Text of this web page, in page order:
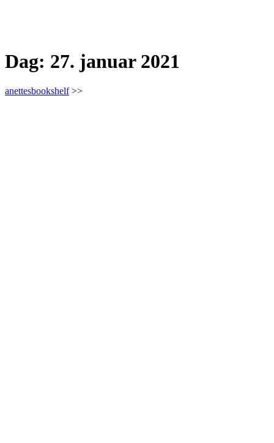
Dag: 27. januar 2021
anettesbookshelf>>